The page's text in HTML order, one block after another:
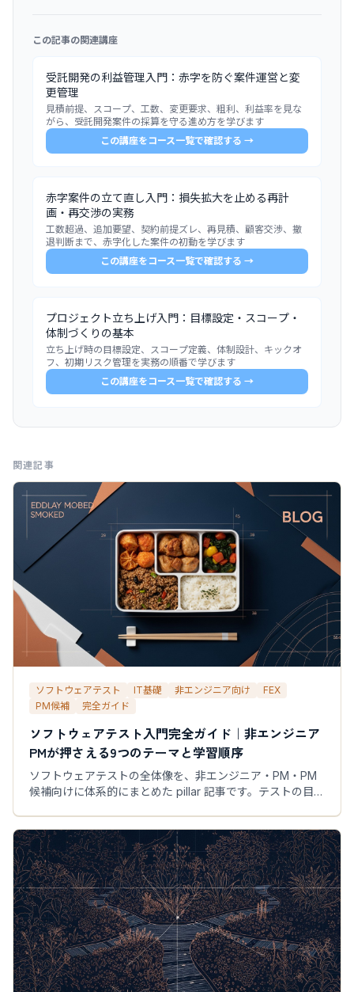
この記事の関連講座
受託開発の利益管理入門：赤字を防ぐ案件運営と変
更管理
見積前提、スコープ、工数、変更要求、粗利、利益率を見な
がら、受託開発案件の採算を守る進め方を学びます
この講座をコース一覧で確認する →
赤字案件の立て直し入門：損失拡大を止める再計
画・再交渉の実務
工数超過、追加要望、契約前提ズレ、再見積、顧客交渉、撤
退判断まで、赤字化した案件の初動を学びます
この講座をコース一覧で確認する →
プロジェクト立ち上げ入門：目標設定・スコープ・
体制づくりの基本
立ち上げ時の目標設定、スコープ定義、体制設計、キックオ
フ、初期リスク管理を実務の順番で学びます
この講座をコース一覧で確認する →
関連記事
ソフトウェアテスト IT基礎 非エンジニア向け
FEX
PM候補
完全ガイド
ソフトウェアテスト入門完全ガイド｜非エンジニア
PMが押さえる9つのテーマと学習順序
ソフトウェアテストの全体像を、非エンジニア・PM・PM
候補向けに体系的にまとめた pillar 記事です。テストの目
す。